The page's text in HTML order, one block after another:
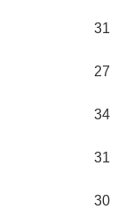
31
27
34
31
30